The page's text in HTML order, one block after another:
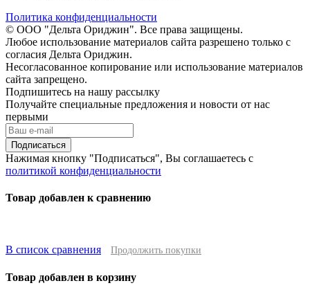
Политика конфиденциальности
© ООО "Дельта Ориджин". Все права защищены.
Любое использование материалов сайта разрешено только с
согласия Дельта Ориджин.
Несогласованное копирование или использование материалов
сайта запрещено.
Подпишитесь на нашу рассылку
Получайте специальные предложения и новости от нас
первыми
Подписаться
Нажимая кнопку "Подписаться", Вы соглашаетесь с
политикой конфиденциальности
Товар добавлен к сравнению
В список сравнения Продолжить покупки
Товар добавлен в корзину